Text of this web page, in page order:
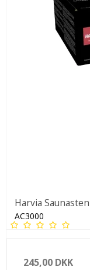
Harvia
AC3000
245,00 DKK